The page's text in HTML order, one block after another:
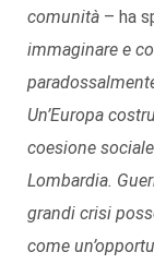
comunità – ha
immaginare e
Un’Europa
coesione
Lombardia.
grandi crisi
come